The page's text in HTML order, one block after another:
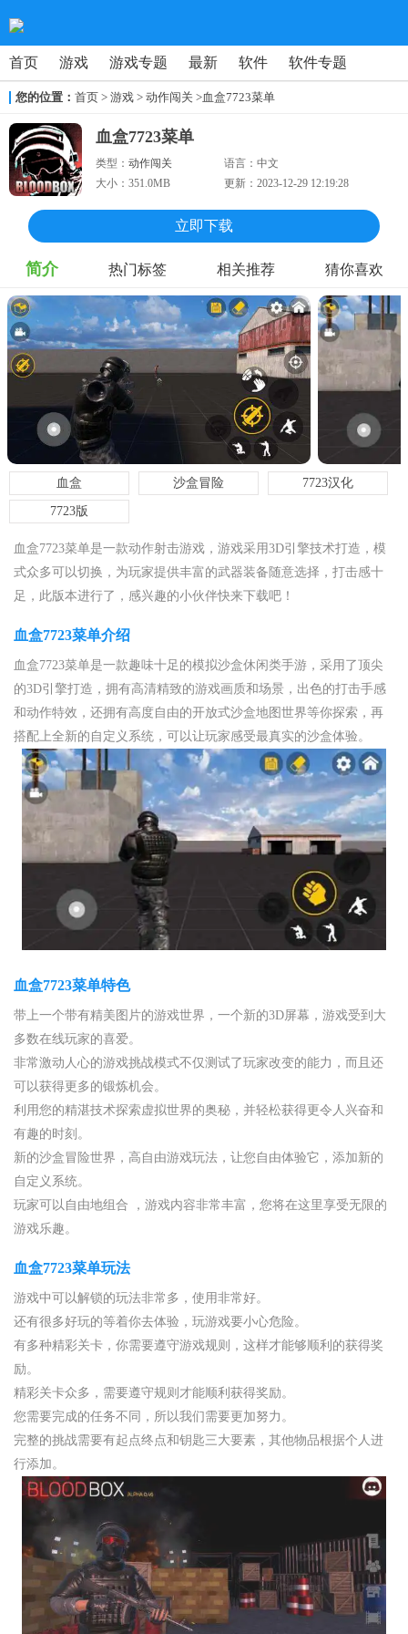
首页 游戏 游戏专题 最新 软件 软件专题
您的位置： 首页 > 游戏 > 动作闯关 >血盒7723菜单
血盒7723菜单
类型： 动作闯关 语言：中文
大小： 351.0MB 更新：2023-12-29 12:19:28
立即下载
简介 热门标签 相关推荐 猜你喜欢
血盒 沙盒冒险 7723汉化
7723版
血盒7723菜单是一款动作射击游戏，游戏采用3D引擎技术打造，模
式众多可以切换，为玩家提供丰富的武器装备随意选择，打击感十
足，此版本进行了，感兴趣的小伙伴快来下载吧！
血盒7723菜单介绍
血盒7723菜单是一款趣味十足的模拟沙盒休闲类手游，采用了顶尖
的3D引擎打造，拥有高清精致的游戏画质和场景，出色的打击手感
和动作特效，还拥有高度自由的开放式沙盒地图世界等你探索，再
搭配上全新的自定义系统，可以让玩家感受最真实的沙盒体验。
血盒7723菜单特色
带上一个带有精美图片的游戏世界，一个新的3D屏幕，游戏受到大
多数在线玩家的喜爱。
非常激动人心的游戏挑战模式不仅测试了玩家改变的能力，而且还
可以获得更多的锻炼机会。
利用您的精湛技术探索虚拟世界的奥秘，并轻松获得更令人兴奋和
有趣的时刻。
新的沙盒冒险世界，高自由游戏玩法，让您自由体验它，添加新的
自定义系统。
玩家可以自由地组合 ，游戏内容非常丰富，您将在这里享受无限的
游戏乐趣。
血盒7723菜单玩法
游戏中可以解锁的玩法非常多，使用非常好。
还有很多好玩的等着你去体验，玩游戏要小心危险。
有多种精彩关卡，你需要遵守游戏规则，这样才能够顺利的获得奖
励。
精彩关卡众多，需要遵守规则才能顺利获得奖励。
您需要完成的任务不同，所以我们需要更加努力。
完整的挑战需要有起点终点和钥匙三大要素，其他物品根据个人进
行添加。